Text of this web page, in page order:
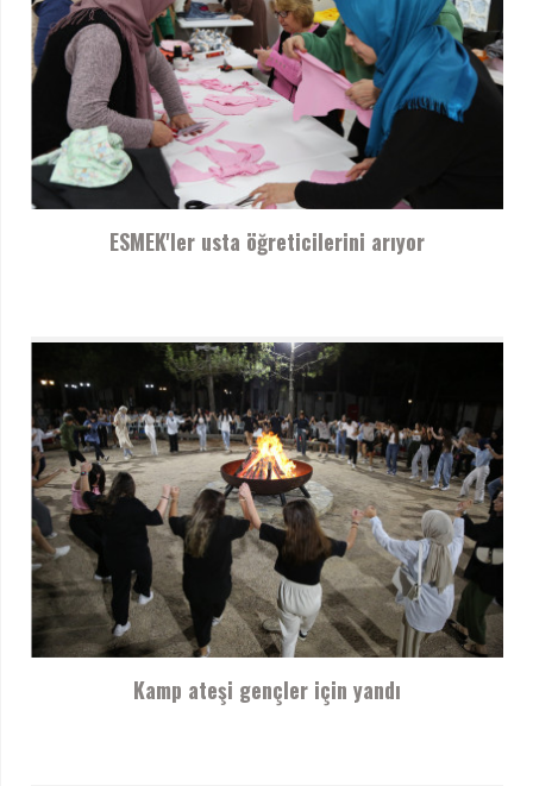
ESMEK'ler usta öğreticilerini arıyor
Kamp ateşi gençler için yandı